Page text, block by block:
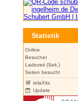
Statistik
Online
Besucher
Ladezeit (Sek.)
Seiten besucht
relaXits
Update